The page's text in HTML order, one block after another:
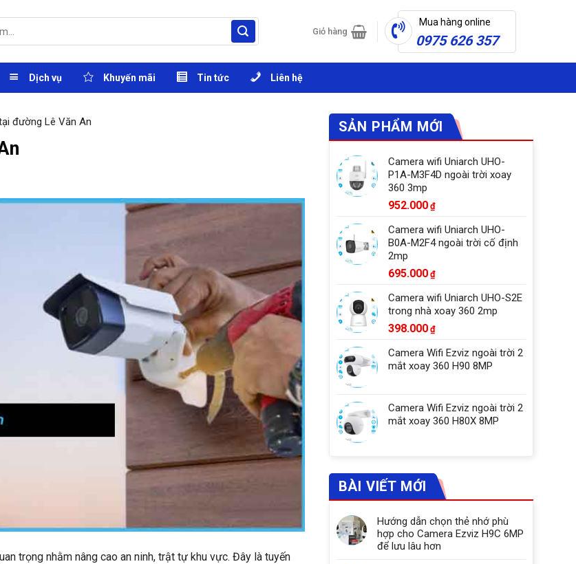
Giỏ hàng
Mua hàng online
0975 626 357
Dịch vụ Khuyến mãi Tin tức Liên hệ
đường Lê Văn An
trọng nhằm nâng cao an ninh, trật tự khu vực. Đây là tuyến
SẢN PHẨM MỚI
Camera wifi Uniarch UHO-
P1A-M3F4D ngoài trời xoay
360 3mp
952.000 ₫
Camera wifi Uniarch UHO-
B0A-M2F4 ngoài trời cố định
2mp
695.000 ₫
Camera wifi Uniarch UHO-S2E
trong nhà xoay 360 2mp
398.000 ₫
Camera Wifi Ezviz ngoài trời 2
mắt xoay 360 H90 8MP
Camera Wifi Ezviz ngoài trời 2
mắt xoay 360 H80X 8MP
BÀI VIẾT MỚI
Hướng dẫn chọn thẻ nhớ phù
hợp cho Camera Ezviz H9C 6MP
để lưu lâu hơn